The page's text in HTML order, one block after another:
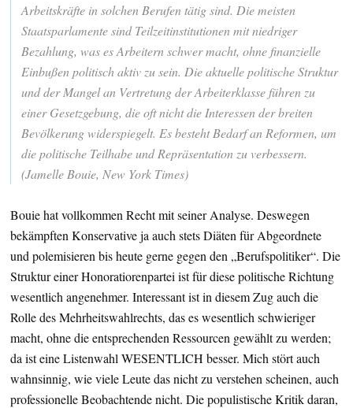
Arbeitskräfte in solchen Berufen tätig sind. Die meisten
Staatsparlamente sind Teilzeitinstitutionen mit niedriger
Bezahlung, was es Arbeitern schwer macht, ohne finanzielle
Einbußen politisch aktiv zu sein. Die aktuelle politische Struktur
und der Mangel an Vertretung der Arbeiterklasse führen zu
einer Gesetzgebung, die oft nicht die Interessen der breiten
Bevölkerung widerspiegelt. Es besteht Bedarf an Reformen, um
die politische Teilhabe und Repräsentation zu verbessern.
(Jamelle Bouie, New York Times)
Bouie hat vollkommen Recht mit seiner Analyse. Deswegen
bekämpften Konservative ja auch stets Diäten für Abgeordnete
und polemisieren bis heute gerne gegen den „Berufspolitiker“. Die
Struktur einer Honoratiorenpartei ist für diese politische Richtung
wesentlich angenehmer. Interessant ist in diesem Zug auch die
Rolle des Mehrheitswahlrechts, das es wesentlich schwieriger
macht, ohne die entsprechenden Ressourcen gewählt zu werden;
da ist eine Listenwahl WESENTLICH besser. Mich stört auch
wahnsinnig, wie viele Leute das nicht zu verstehen scheinen, auch
professionelle Beobachtende nicht. Die populistische Kritik daran,